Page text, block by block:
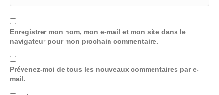
Enregistrer mon nom, mon e-mail et mon site dans le
navigateur pour mon prochain commentaire.
Prévenez-moi de tous les nouveaux commentaires par e-
mail.